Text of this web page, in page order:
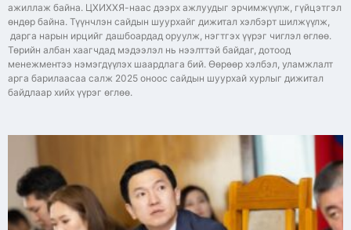
ажиллаж байна. ЦХИХХЯ-наас дээрх ажлуудыг эрчимжүүлж, гүйцэтгэл
өндөр байна. Түүнчлэн сайдын шуурхайг дижитал хэлбэрт шилжүүлж,
дарга нарын ирцийг дашбоардад оруулж, нэгтгэх үүрэг чиглэл өглөө.
Төрийн албан хаагчдад мэдээлэл нь нээлттэй байдаг, дотоод
менежментээ нэмэгдүүлэх шаардлага бий. Өөрөөр хэлбэл, уламжлалт
арга барилаасаа салж 2025 оноос сайдын шуурхай хурлыг дижитал
байдлаар хийх үүрэг өглөө.